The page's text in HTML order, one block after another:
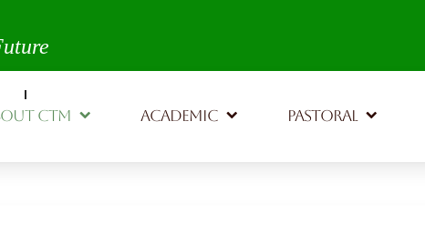
CTM ACADEMIC PASTORAL